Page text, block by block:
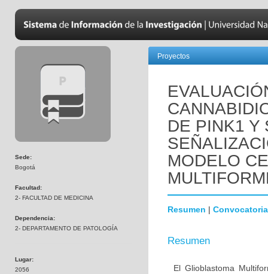
Sede:
Bogotá
Facultad:
2- FACULTAD DE MEDICINA
Dependencia:
2- DEPARTAMENTO DE PATOLOGÍA
Lugar:
2056
Proyectos
DE PINK1 Y
MODELO
Resumen | Convocatoria
Resumen
El Glioblastoma